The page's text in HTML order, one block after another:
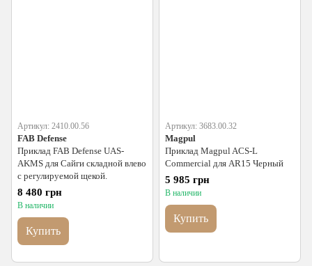
Артикул: 2410.00.56
FAB Defense
Приклад FAB Defense UAS-
AKMS для Сайги складной влево
с регулируемой щекой.
8 480 грн
В наличии
Купить
Артикул: 3683.00.32
Magpul
Приклад Magpul ACS-L
Commercial для AR15 Черный
5 985 грн
В наличии
Купить